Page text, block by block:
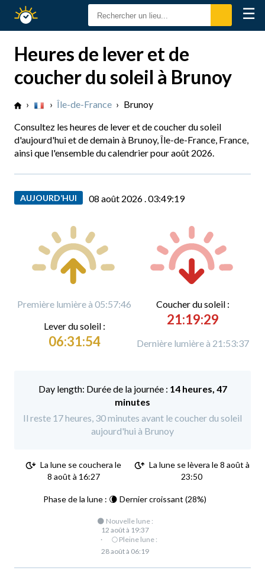
Calendrier
Solaire
☰
Heures de lever et de
coucher du soleil à Brunoy
› › Île-de-France › Brunoy
Consultez les heures de lever et de coucher du soleil
d'aujourd'hui et de demain à Brunoy, Île-de-France, France,
ainsi que l'ensemble du calendrier pour août 2026.
AUJOURD’HUI 08 août 2026 .03:49:20
Première lumière à 05:57:46
Lever du soleil :
06:31:54
Coucher du soleil :
21:19:29
Dernière lumière à 21:53:37
Durée de la journée : 14 heures, 47
minutes
Il reste 17 heures, 30 minutes avant le coucher du soleil
aujourd'hui à Brunoy
La lune se couchera le
8 août à 16:27
La lune se lèvera le 8 août à
23:50
Phase de la lune : 🌘 Dernier croissant (28%)
🌑 Nouvelle lune :
12 août à 19:37
·
🌕 Pleine lune :
28 août à 06:19